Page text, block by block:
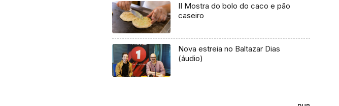
II Mostra do bolo do caco e pão
caseiro
Nova estreia no Baltazar Dias
(áudio)